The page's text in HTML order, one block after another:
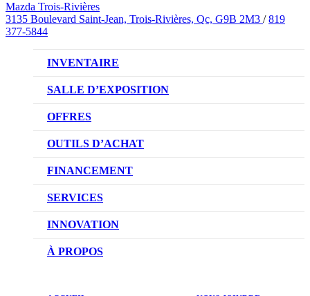
Mazda Trois-Rivières
3135 Boulevard Saint-Jean, Trois-Rivières, Qc, G9B 2M3 / 819
377-5844
INVENTAIRE
VÉHICULES NEUFS
VÉHICULES D’OCCASION
SALLE D’EXPOSITION
OFFRES
OFFRES DU CONCESSIONNAIRE
OUTILS D’ACHAT
CONFIGUREZ VOTRE VÉHICULE
RÉSERVEZ UN ESSAI ROUTIER
DEMANDEZ UN PRIX
FINANCEMENT
NOTRE DIFFÉRENCE
DEMANDE DE CRÉDIT AUTO
SERVICES
NOTRE PROMESSE
PRENDRE UN RENDEZ-VOUS
INNOVATION
TECHNOLOGIE SKYACTIV
À PROPOS